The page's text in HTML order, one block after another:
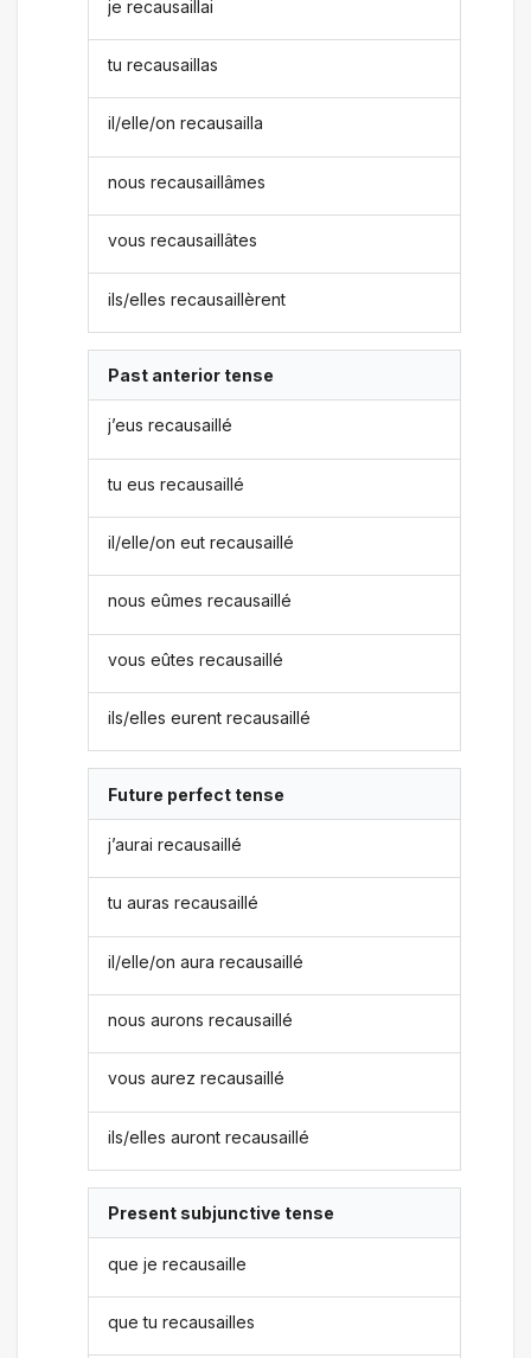
je recausaillai
tu recausaillas
il/elle/on recausailla
nous recausaillâmes
vous recausaillâtes
ils/elles recausaillèrent
Past anterior tense
j’eus recausaillé
tu eus recausaillé
il/elle/on eut recausaillé
nous eûmes recausaillé
vous eûtes recausaillé
ils/elles eurent recausaillé
Future perfect tense
j’aurai recausaillé
tu auras recausaillé
il/elle/on aura recausaillé
nous aurons recausaillé
vous aurez recausaillé
ils/elles auront recausaillé
Present subjunctive tense
que je recausaille
que tu recausailles